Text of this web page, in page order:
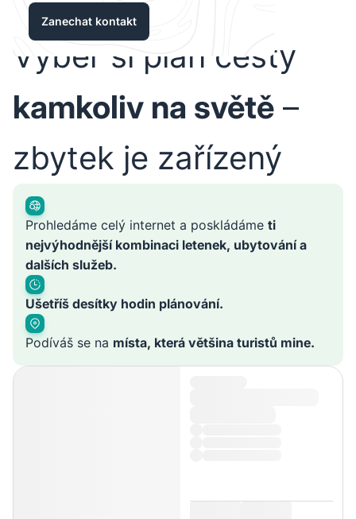
Zanechat kontakt
Vyber si plán cesty
kamkoliv na světě –
zbytek je zařízený
Prohledáme celý internet a poskládáme ti
nejvýhodnější kombinaci letenek, ubytování a
dalších služeb.
Ušetříš desítky hodin plánování.
Podíváš se na místa, která většina turistů mine.